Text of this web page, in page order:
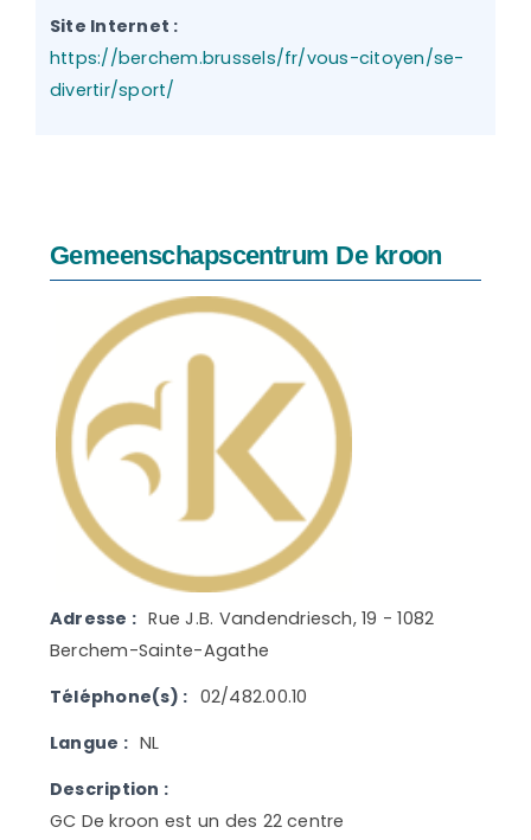
Site Internet :
https://berchem.brussels/fr/vous-citoyen/se-
divertir/sport/
Gemeenschapscentrum De kroon
Adresse : Rue J.B. Vandendriesch, 19 - 1082
Berchem-Sainte-Agathe
Téléphone(s) : 02/482.00.10
Langue : NL
Description :
GC De kroon est un des 22 centre